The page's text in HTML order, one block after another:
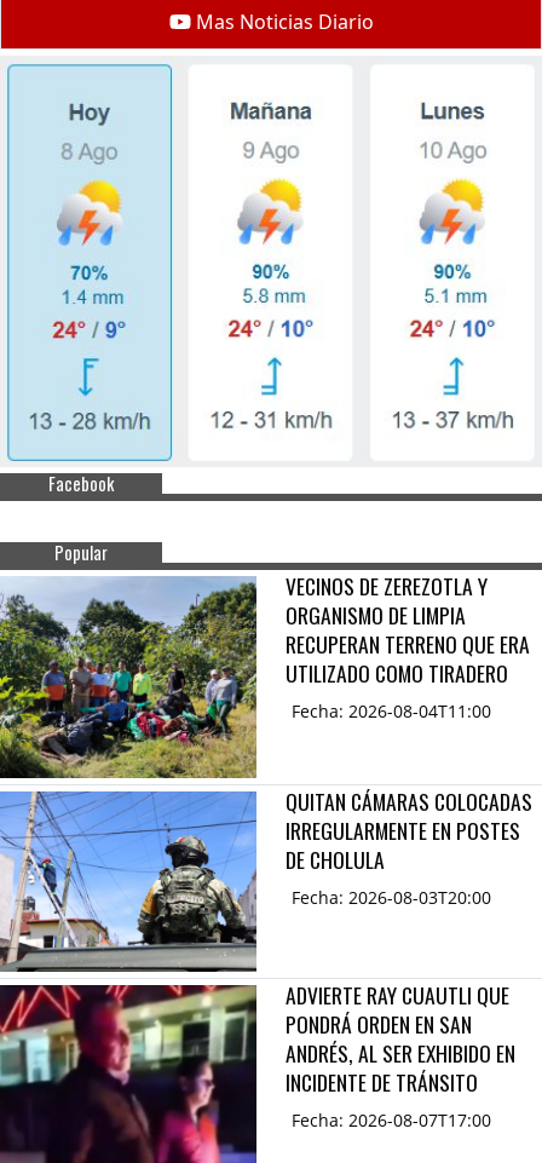
Mas Noticias Diario
Facebook
Popular
VECINOS DE ZEREZOTLA Y
ORGANISMO DE LIMPIA
RECUPERAN TERRENO QUE ERA
UTILIZADO COMO TIRADERO
Fecha: 2026-08-04T11:00
QUITAN CÁMARAS COLOCADAS
IRREGULARMENTE EN POSTES
DE CHOLULA
Fecha: 2026-08-03T20:00
ADVIERTE RAY CUAUTLI QUE
PONDRÁ ORDEN EN SAN
ANDRÉS, AL SER EXHIBIDO EN
INCIDENTE DE TRÁNSITO
Fecha: 2026-08-07T17:00